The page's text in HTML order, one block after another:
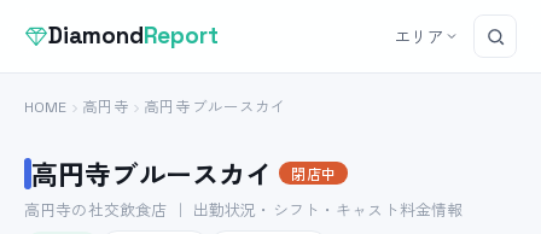
DiamondReport エリア
HOME 高円寺 高円寺ブルースカイ
高円寺ブルースカイ 閉店中
高円寺の社交飲食店 ｜ 出勤状況・シフト・キャスト料金情報